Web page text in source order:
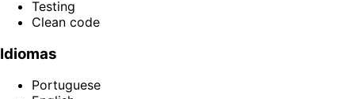
Testing
Clean code
Idiomas
Portuguese